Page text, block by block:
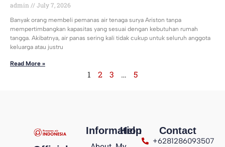
admin July 7, 2026
Banyak orang membeli pemanas air tenaga surya Ariston tanpa
mempertimbangkan kapasitas yang sesuai dengan kebutuhan rumah
tangga. Akibatnya, air panas sering kali tidak cukup untuk seluruh anggota
keluarga atau justru
Read More »
1 2 3 … 5
Information
Help Contact
+6281286093507